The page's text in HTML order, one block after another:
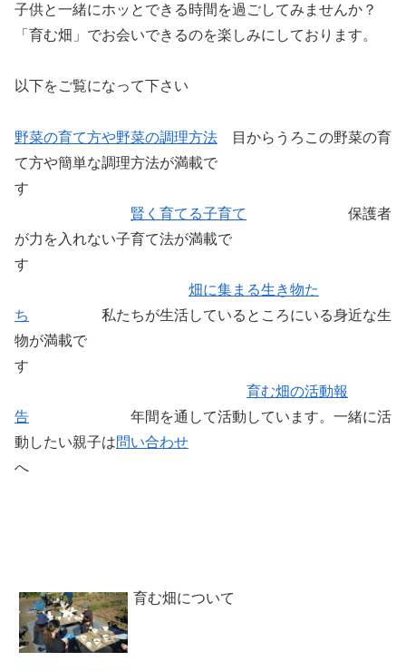
子供と一緒にホッとできる時間を過ごしてみませんか？
「育む畑」でお会いできるのを楽しみにしております。
以下をご覧になって下さい
野菜の育て方や野菜の調理方法 目からうろこの野菜の育
て方や簡単な調理方法が満載で
す
賢く育てる子育て
保護者
が力を入れない子育て法が満載で
す
畑に集まる生き物た
ち
私たちが生活しているところにいる身近な生
物が満載で
す
育む畑の活動報
告 年間を通して活動しています。一緒に活
動したい親子は問い合わせ
へ
育む畑について